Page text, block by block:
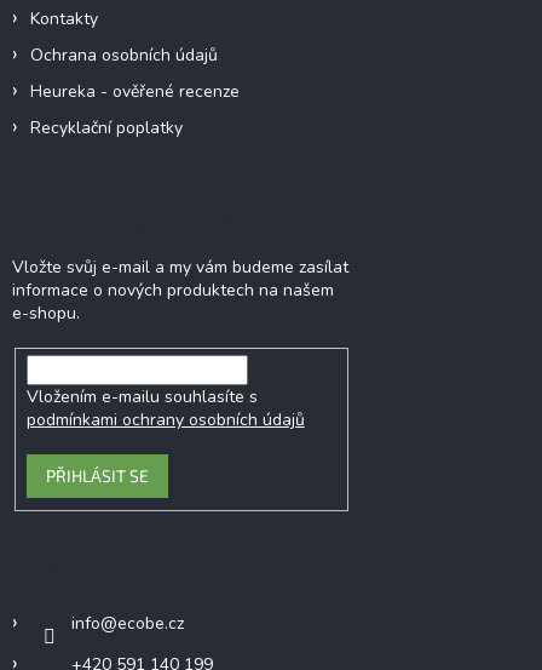
Kontakty
Ochrana osobních údajů
Heureka - ověřené recenze
Recyklační poplatky
Vložte svůj e-mail a my vám budeme zasílat
informace o nových produktech na našem
e-shopu.
Vložením e-mailu souhlasíte s
podmínkami ochrany osobních údajů
PŘIHLÁSIT SE
info@ecobe.cz
+420 591 140 199